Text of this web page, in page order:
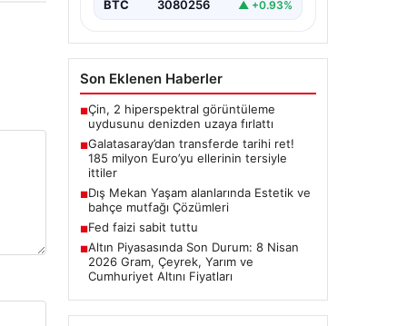
BTC 3080256 ▲ +0.93%
Son Eklenen Haberler
■Çin, 2 hiperspektral görüntüleme
uydusunu denizden uzaya fırlattı
■Galatasaray’dan transferde tarihi ret!
185 milyon Euro’yu ellerinin tersiyle
ittiler
■Dış Mekan Yaşam alanlarında Estetik ve
bahçe mutfağı Çözümleri
■Fed faizi sabit tuttu
■Altın Piyasasında Son Durum: 8 Nisan
2026 Gram, Çeyrek, Yarım ve
Cumhuriyet Altını Fiyatları